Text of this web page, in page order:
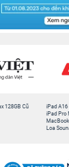
128GB Cũ
iPad A16
iPad Pro
Loa